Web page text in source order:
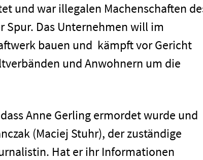
und war illegalen Machenschaften
Spur. Das Unternehmen will im
bauen und kämpft vor Gericht
und Anwohnern um die
Anne Gerling ermordet wurde und
(Maciej Stuhr), der zuständige
Hat er ihr Informationen